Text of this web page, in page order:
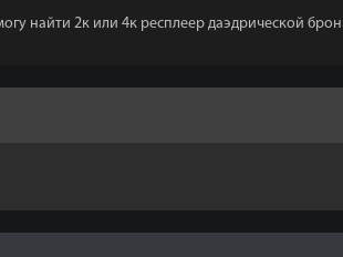
найти 2к или 4к респлеер даэдрической